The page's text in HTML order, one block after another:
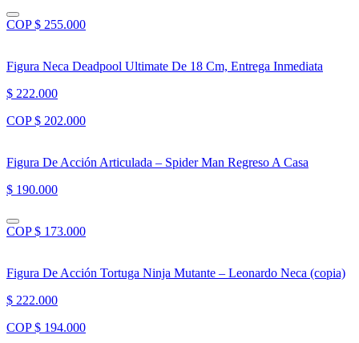
COP $ 255.000
Figura Neca Deadpool Ultimate De 18 Cm, Entrega Inmediata
$ 222.000
COP $ 202.000
Figura De Acción Articulada – Spider Man Regreso A Casa
$ 190.000
COP $ 173.000
Figura De Acción Tortuga Ninja Mutante – Leonardo Neca (copia)
$ 222.000
COP $ 194.000